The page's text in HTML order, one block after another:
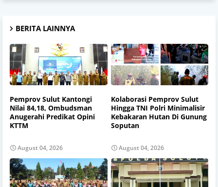
BERITA LAINNYA
Pemprov Sulut Kantongi
Nilai 84,18, Ombudsman
Anugerahi Predikat Opini
KTTM
August 04, 2026
Kolaborasi Pemprov Sulut
Hingga TNI Polri Minimalisir
Kebakaran Hutan Di Gunung
Soputan
August 04, 2026